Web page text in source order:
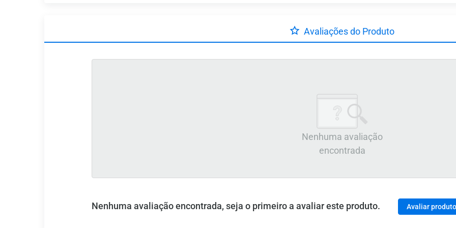
Avaliações do Produto
Nenhuma avaliação
encontrada
Nenhuma avaliação encontrada, seja o primeiro a avaliar este produto. Avaliar produto